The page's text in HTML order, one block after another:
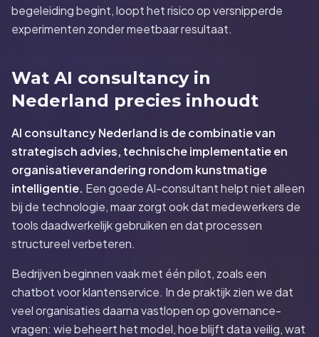
begeleiding begint, loopt het risico op versnipperde
experimenten zonder meetbaar resultaat.
Wat AI consultancy in
Nederland precies inhoudt
AI consultancy Nederland is de combinatie van
strategisch advies, technische implementatie en
organisatieverandering rondom kunstmatige
intelligentie. Een goede AI-consultant helpt niet alleen
bij de technologie, maar zorgt ook dat medewerkers de
tools daadwerkelijk gebruiken en dat processen
structureel verbeteren.
Bedrijven beginnen vaak met één pilot, zoals een
chatbot voor klantenservice. In de praktijk zien we dat
veel organisaties daarna vastlopen op governance-
vragen: wie beheert het model, hoe blijft data veilig, wat